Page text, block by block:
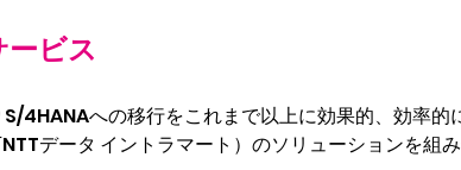
ビス
4HANAへの移行をこれまで以上に効果的、効率的
データ イントラマート）のソリューションを組